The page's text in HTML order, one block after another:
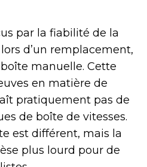
par la fiabilité de la
d’un remplacement,
manuelle. Cette
en matière de
pratiquement pas de
de boîte de vitesses.
est différent, mais la
plus lourd pour de